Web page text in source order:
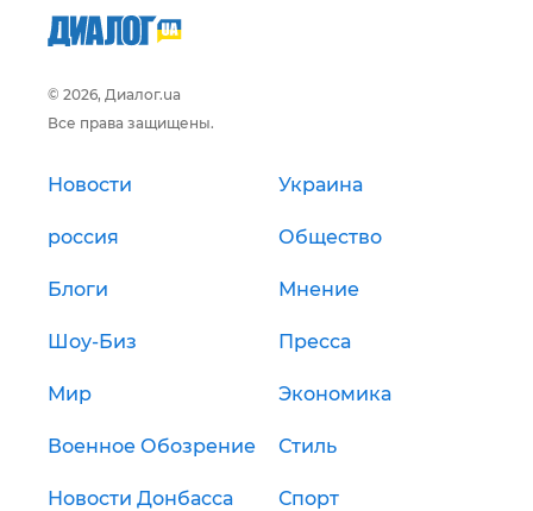
© 2026, Диалог.ua
Все права защищены.
Новости Украина
россия Общество
Блоги Мнение
Шоу-Биз Пресса
Мир Экономика
Военное Обозрение Стиль
Новости Донбасса Спорт